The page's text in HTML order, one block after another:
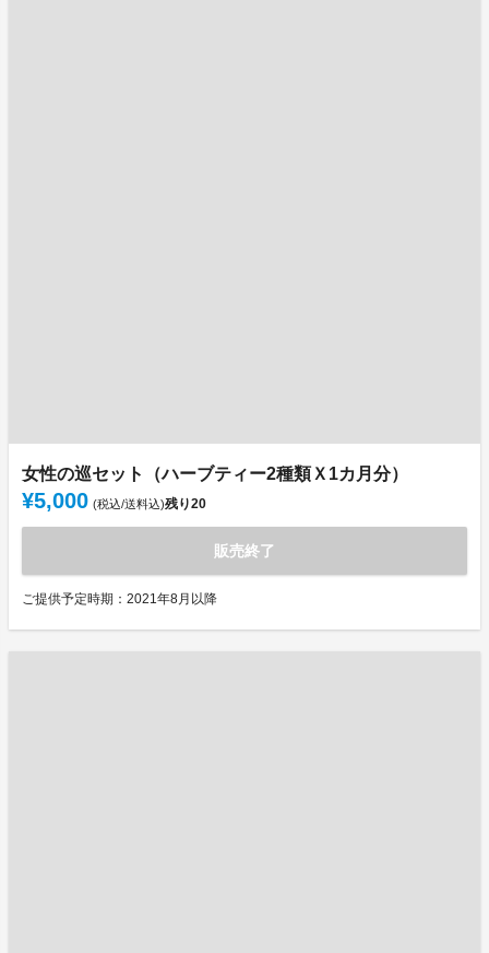
女性の巡セット（ハーブティー2種類Ｘ1カ月分）
¥5,000 (税込/送料込)残り20
販売終了
ご提供予定時期：2021年8月以降